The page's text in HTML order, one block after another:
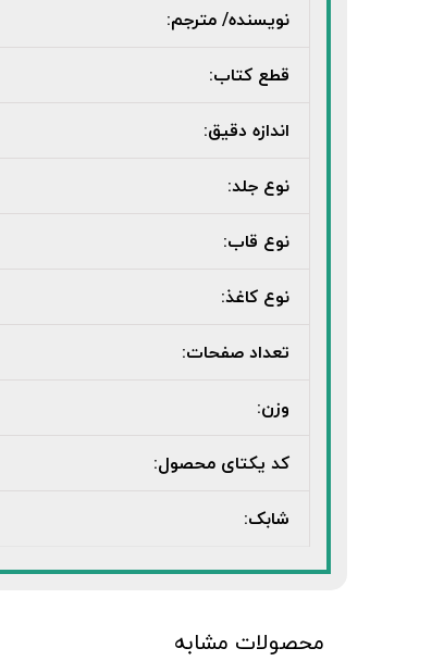
نویسنده/ مترجم:
قطع کتاب:
اندازه دقیق:
نوع جلد:
نوع قاب:
نوع کاغذ:
تعداد صفحات:
وزن:
کد یکتای محصول:
شابک:
محصولات مشابه